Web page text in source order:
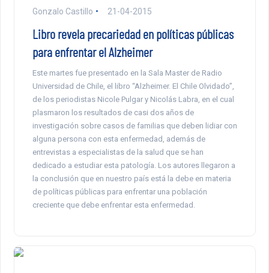
Gonzalo Castillo 21-04-2015
Libro revela precariedad en políticas públicas
para enfrentar el Alzheimer
Este martes fue presentado en la Sala Master de Radio
Universidad de Chile, el libro “Alzheimer. El Chile Olvidado”,
de los periodistas Nicole Pulgar y Nicolás Labra, en el cual
plasmaron los resultados de casi dos años de
investigación sobre casos de familias que deben lidiar con
alguna persona con esta enfermedad, además de
entrevistas a especialistas de la salud que se han
dedicado a estudiar esta patología. Los autores llegaron a
la conclusión que en nuestro país está la debe en materia
de políticas públicas para enfrentar una población
creciente que debe enfrentar esta enfermedad.